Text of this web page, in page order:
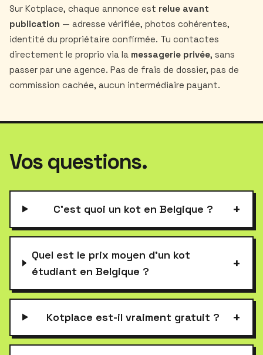
Sur Kotplace, chaque annonce est relue avant
publication — adresse vérifiée, photos cohérentes,
identité du propriétaire confirmée. Tu contactes
directement le proprio via la messagerie privée, sans
passer par une agence. Pas de frais de dossier, pas de
commission cachée, aucun intermédiaire payant.
Vos questions.
C'est quoi un kot en Belgique ? +
Quel est le prix moyen d'un kot
étudiant en Belgique ?
+
Kotplace est-il vraiment gratuit ? +